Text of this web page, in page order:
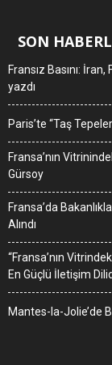
SON
Fransız Basını: İran,
yazdı
Paris’te “Taş
Fransa’nın
Gürsoy
Fransa’da
Alındı
“Fransa’nın
En Güçlü İletişim
Mantes-la-Jolie’de